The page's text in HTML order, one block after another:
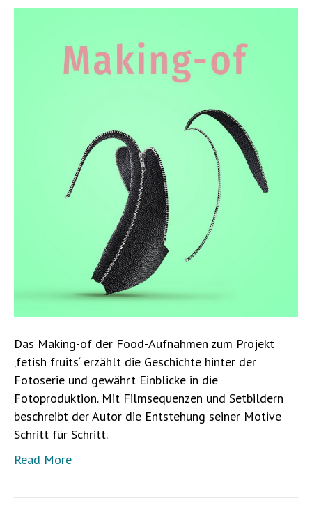
Das Making-of der Food-Aufnahmen zum Projekt
‚fetish fruits‘ erzählt die Geschichte hinter der
Fotoserie und gewährt Einblicke in die
Fotoproduktion. Mit Filmsequenzen und Setbildern
beschreibt der Autor die Entstehung seiner Motive
Schritt für Schritt.
Read More